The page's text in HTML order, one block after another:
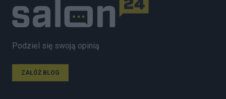
Podziel się swoją opinią
ZAŁÓŻ BLOG